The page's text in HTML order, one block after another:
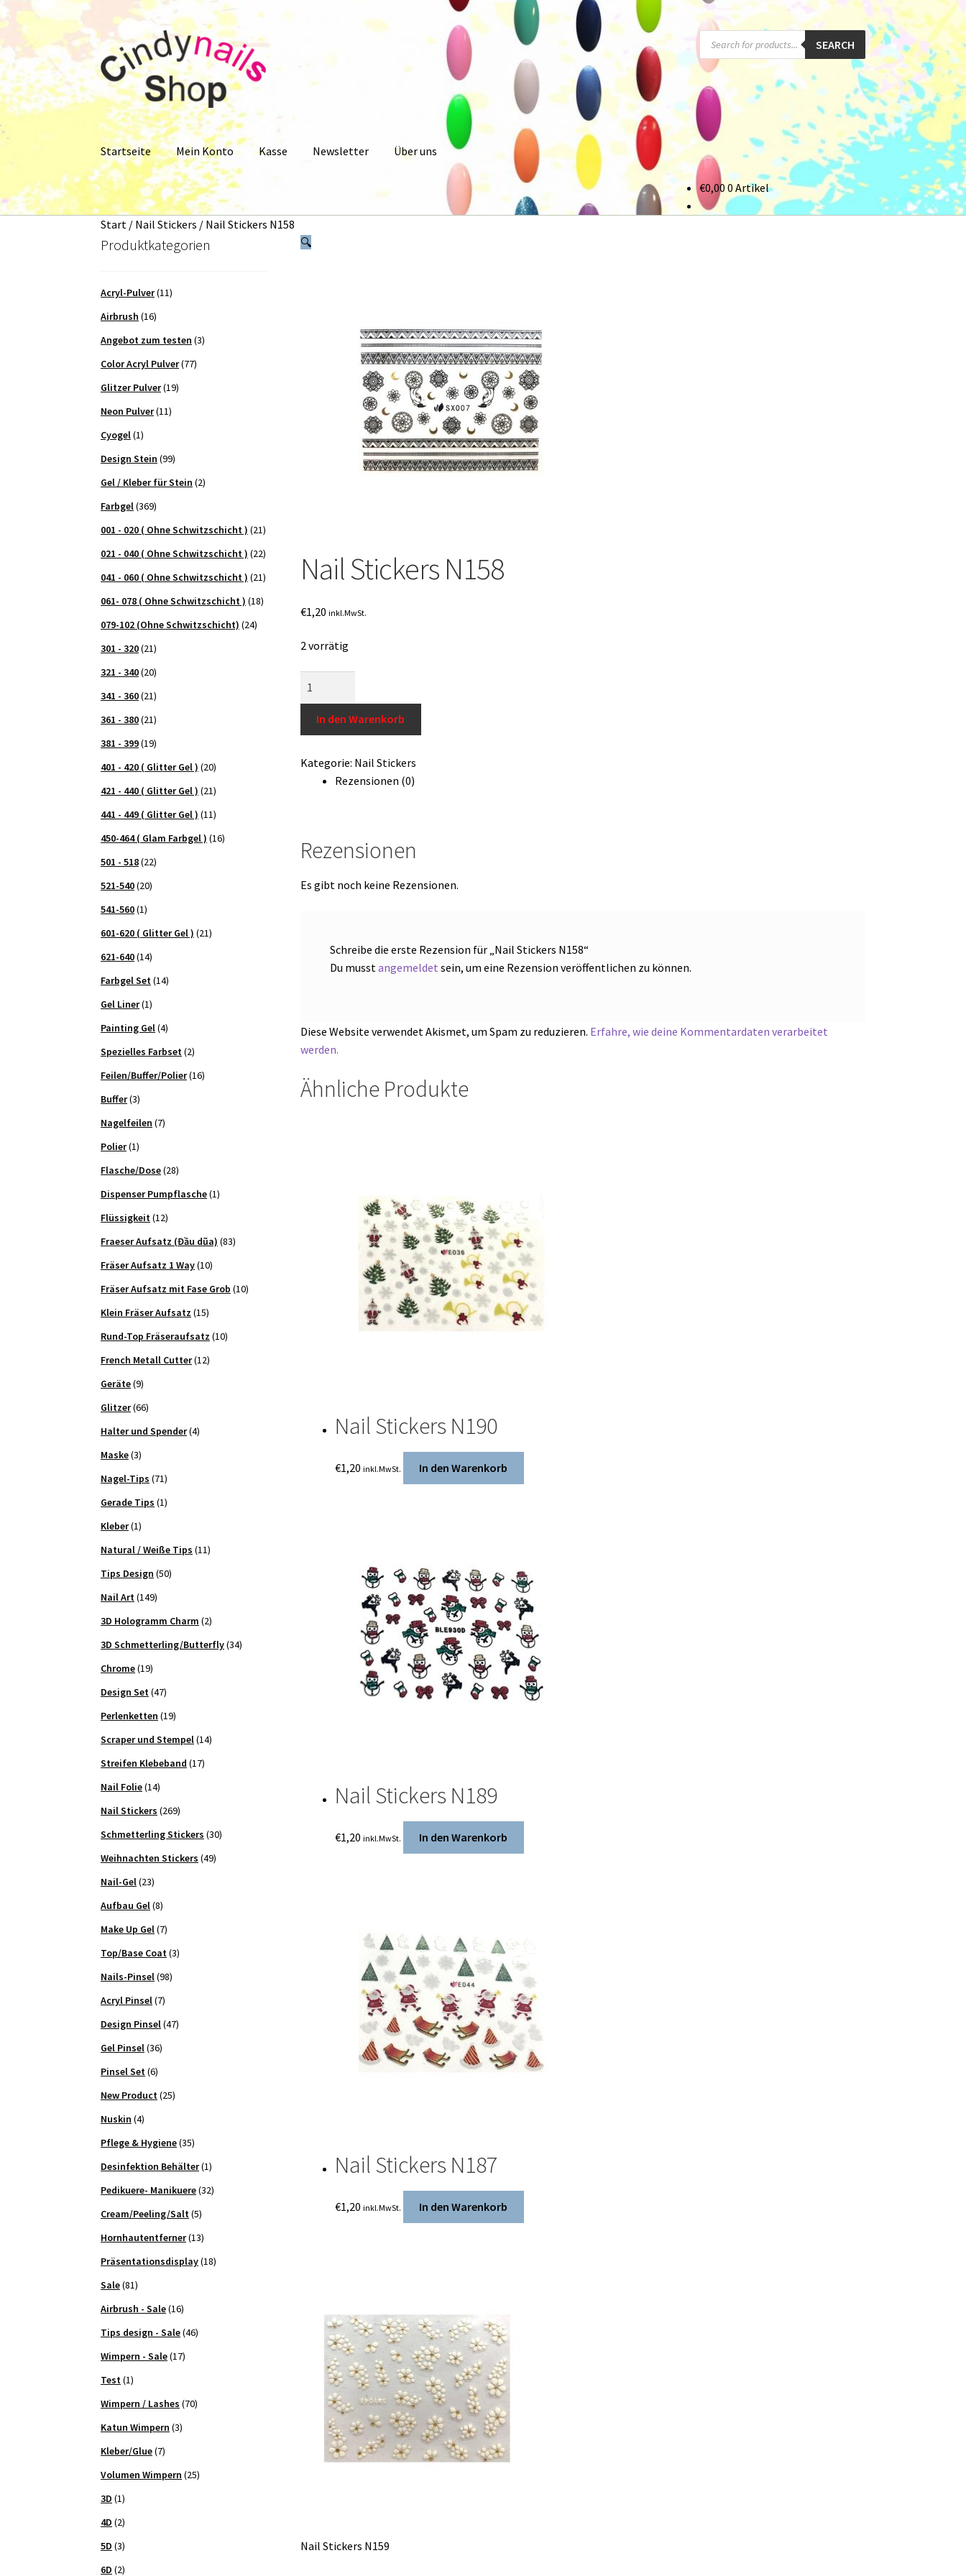
Zur
Navigation
springen
Zum
Inhalt
springen
Products
search
SEARCH
Startseite Mein Konto Kasse Newsletter Über uns
Start #22424 (kein Titel)Kasse Newsletter Online Angebot Partner Anmeldung Partner Konto
Partner Schlüsselwort USA Produkt
€0,00 0 Artikel
Start / Nail Stickers / Nail Stickers N158
🔍
Nail Stickers N158
€1,20 inkl.MwSt.
2 vorrätig
N158
Menge
In den Warenkorb
Kategorie: Nail Stickers
Rezensionen (0)
Rezensionen
Es gibt noch keine Rezensionen.
Schreibe die erste Rezension für „Nail Stickers N158“
Du musstangemeldet sein, um eine Rezension veröffentlichen zu können.
Diese Website verwendet Akismet, um Spam zu reduzieren. Erfahre, wie deine Kommentardaten verarbeitet
werden.
Ähnliche Produkte
Nail Stickers N190
€1,20 inkl.MwSt. In den Warenkorb
Nail Stickers N189
€1,20 inkl.MwSt. In den Warenkorb
Nail Stickers N187
€1,20 inkl.MwSt. In den Warenkorb
Nail Stickers N159
Produktkategorien
Acryl-Pulver(11)
Airbrush (16)
Angebot zum testen (3)
Color Acryl Pulver(77)
Glitzer Pulver(19)
Neon Pulver(11)
Cyogel(1)
Design Stein (99)
Gel / Kleber für Stein (2)
Farbgel(369)
001 - 020 ( Ohne Schwitzschicht ) (21)
021 - 040 ( Ohne Schwitzschicht ) (22)
041 - 060 ( Ohne Schwitzschicht ) (21)
061- 078 ( Ohne Schwitzschicht ) (18)
079-102 (Ohne Schwitzschicht) (24)
301 - 320(21)
321 - 340(20)
341 - 360(21)
361 - 380(21)
381 - 399(19)
401 - 420 ( Glitter Gel ) (20)
421 - 440 ( Glitter Gel ) (21)
441 - 449 ( Glitter Gel ) (11)
450-464 ( Glam Farbgel ) (16)
501 - 518(22)
521-540(20)
541-560(1)
601-620 ( Glitter Gel ) (21)
621-640(14)
Farbgel Set (14)
Gel Liner(1)
Painting Gel(4)
Spezielles Farbset (2)
Feilen/Buffer/Polier(16)
Buffer(3)
Nagelfeilen (7)
Polier(1)
Flasche/Dose(28)
Dispenser Pumpflasche(1)
Flüssigkeit (12)
Fraeser Aufsatz (Đầu dũa) (83)
Fräser Aufsatz 1 Way(10)
Fräser Aufsatz mit Fase Grob (10)
Klein Fräser Aufsatz (15)
Rund-Top Fräseraufsatz (10)
French Metall Cutter(12)
Geräte(9)
Glitzer(66)
Halter und Spender(4)
Maske(3)
Nagel-Tips (71)
Gerade Tips (1)
Kleber(1)
Natural / Weiße Tips (11)
Tips Design (50)
Nail Art (149)
3D Hologramm Charm (2)
3D Schmetterling/Butterfly(34)
Chrome(19)
Design Set (47)
Perlenketten (19)
Scraper und Stempel(14)
Streifen Klebeband (17)
Nail Folie(14)
Nail Stickers (269)
Schmetterling Stickers (30)
Weihnachten Stickers (49)
Nail-Gel(23)
Aufbau Gel(8)
Make Up Gel(7)
Top/Base Coat (3)
Nails-Pinsel(98)
Acryl Pinsel(7)
Design Pinsel(47)
Gel Pinsel(36)
Pinsel Set (6)
New Product (25)
Nuskin (4)
Pflege & Hygiene(35)
Desinfektion Behälter(1)
Pedikuere- Manikuere(32)
Cream/Peeling/Salt (5)
Hornhautentferner(13)
Präsentationsdisplay(18)
Sale(81)
Airbrush - Sale(16)
Tips design - Sale(46)
Wimpern - Sale(17)
Test (1)
Wimpern / Lashes (70)
Katun Wimpern (3)
Kleber/Glue(7)
Volumen Wimpern (25)
3D (1)
4D (2)
5D (3)
6D (2)